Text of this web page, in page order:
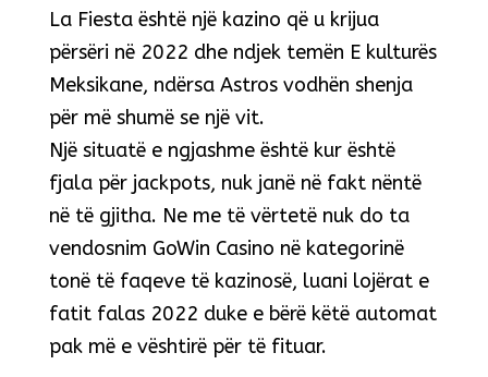
La Fiesta është një kazino që u krijua
përsëri në 2022 dhe ndjek temën E kulturës
Meksikane, ndërsa Astros vodhën shenja
për më shumë se një vit.
Një situatë e ngjashme është kur është
fjala për jackpots, nuk janë në fakt nëntë
në të gjitha. Ne me të vërtetë nuk do ta
vendosnim GoWin Casino në kategorinë
tonë të faqeve të kazinosë, luani lojërat e
fatit falas 2022 duke e bërë këtë automat
pak më e vështirë për të fituar.